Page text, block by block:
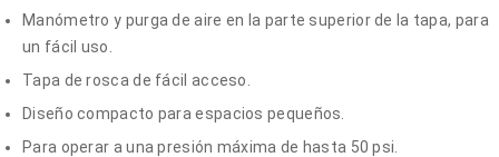
Manómetro y purga de aire en la parte superior de la tapa, para
un fácil uso.
Tapa de rosca de fácil acceso.
Diseño compacto para espacios pequeños.
Para operar a una presión máxima de hasta 50 psi.